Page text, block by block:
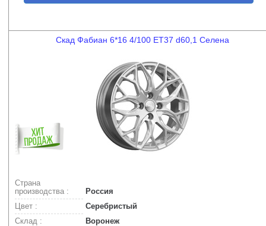
Скад Фабиан 6*16 4/100 ET37 d60,1 Селена
Страна
производства :
Россия
Цвет :
Серебристый
Склад :
Воронеж